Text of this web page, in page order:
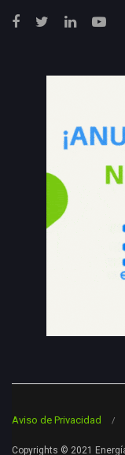
Aviso de Privacidad
Copyrights © 2021